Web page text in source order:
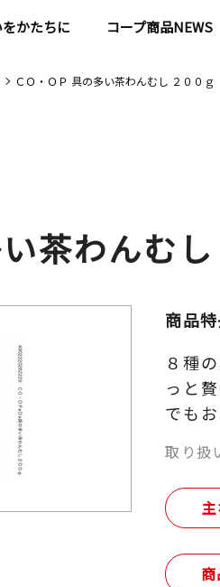
かたちに コープ商品NEWS
ＣＯ・ＯＰ 具の多い茶わんむし ２００ｇ
茶わんむ
商品
８種
っと
でも
取り扱